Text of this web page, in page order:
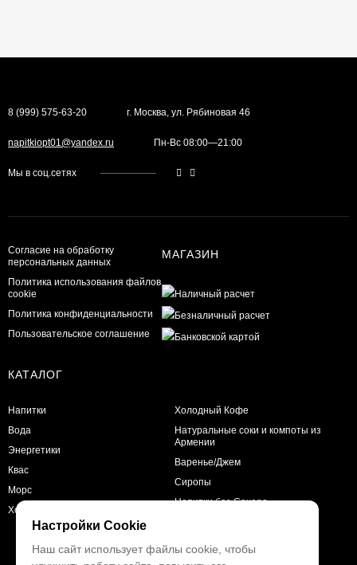
8 (999) 575-63-20 г. Москва, ул. Рябиновая 46
napitkiopt01@yandex.ru Пн-Вс 08:00—21:00
Мы в соц.сетях
Согласие на обработку
персональных данных
Политика использования файлов
cookie
Политика конфиденциальности
Пользовательское соглашение
МАГАЗИН
КАТАЛОГ
Напитки
Вода
Энергетики
Квас
Морс
Холодный чай
Холодный Кофе
Натуральные соки и компоты из
Армении
Варенье/Джем
Сиропы
Напитки без Сахара
Настройки Cookie
Наш сайт использует файлы cookie, чтобы